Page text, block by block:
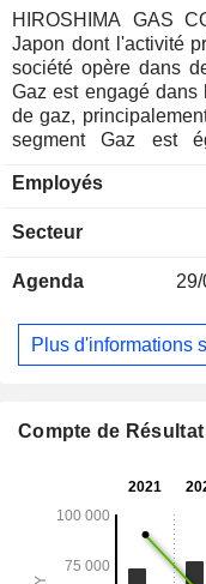
HIROSHIMA GAS
Japon dont l'activité
société opère dans
Gaz est engagé dans
de gaz,
segment Gaz est
services
GPL et
activités
d'informations et la
âgées, entre autres.
Employés
Secteur
Agenda
Plus d'informations
Compte de